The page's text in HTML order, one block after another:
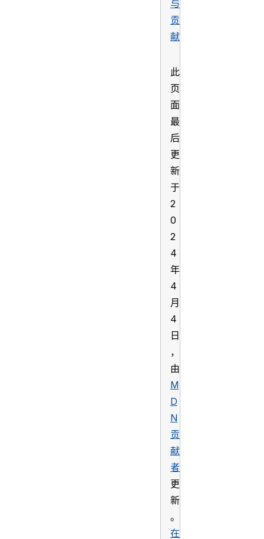
与
贡
献
此
页
面
最
后
更
新
于
2
0
2
4
年
4
月
4
日
，
由
M
D
N
贡
献
者
更
新
。
在